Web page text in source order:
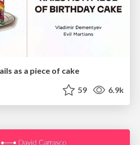
as a piece of cake
59 6.9k